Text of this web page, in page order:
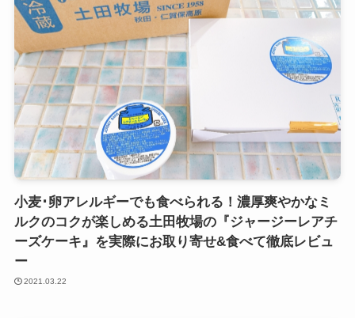
小麦･卵アレルギーでも食べられる！濃厚爽やかなミ
ルクのコクが楽しめる土田牧場の『ジャージーレアチ
ーズケーキ』を実際にお取り寄せ&食べて徹底レビュ
ー
2021.03.22